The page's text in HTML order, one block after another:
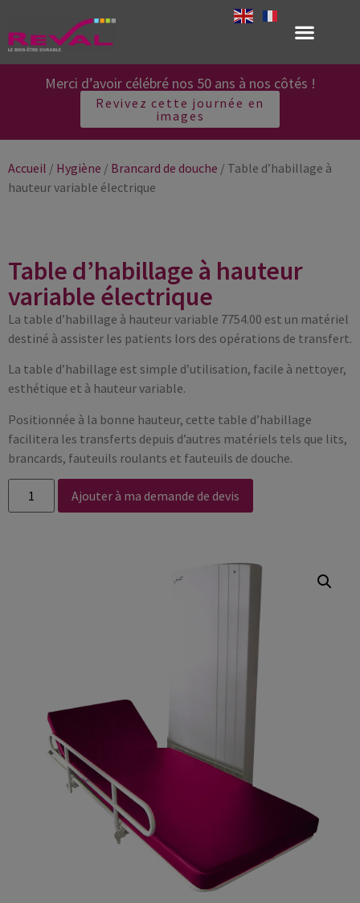
Merci d’avoir célébré nos 50 ans à nos côtés !
Revivez cette journée en
images
Accueil / Hygiène / Brancard de douche / Table d’habillage à
hauteur variable électrique
Table d’habillage à hauteur
variable électrique
La table d’habillage à hauteur variable 7754.00 est un matériel
destiné à assister les patients lors des opérations de transfert.
La table d’habillage est simple d’utilisation, facile à nettoyer,
esthétique et à hauteur variable.
Positionnée à la bonne hauteur, cette table d’habillage
facilitera les transferts depuis d’autres matériels tels que lits,
brancards, fauteuils roulants et fauteuils de douche.
Ajouter à ma demande de devis